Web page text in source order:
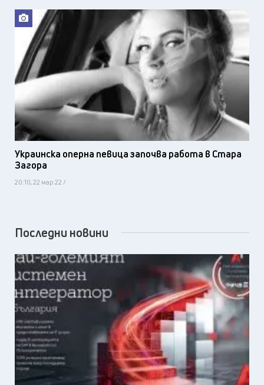
Украинска оперна певица започва работа в Стара
Загора
20:10, 22 мар 22 /
Последни новини